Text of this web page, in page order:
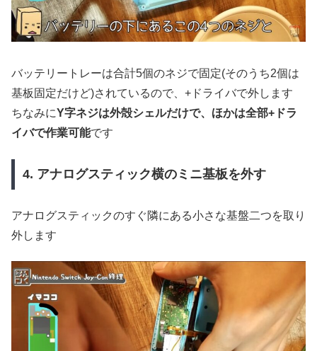
バッテリートレーは合計5個のネジで固定(そのうち2個は
基板固定だけど)されているので、+ドライバで外します
ちなみにY字ネジは外殻シェルだけで、ほかは全部+ドラ
イバで作業可能です
4. アナログスティック横のミニ基板を外す
アナログスティックのすぐ隣にある小さな基盤二つを取り
外します